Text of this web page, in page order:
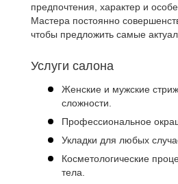
предпочтения, характер и
Мастера постоянно
чтобы предложить самые
Услуги салона
Женские и мужские
сложности.
Профессиональное
Укладки для любых
Косметологические
тела.